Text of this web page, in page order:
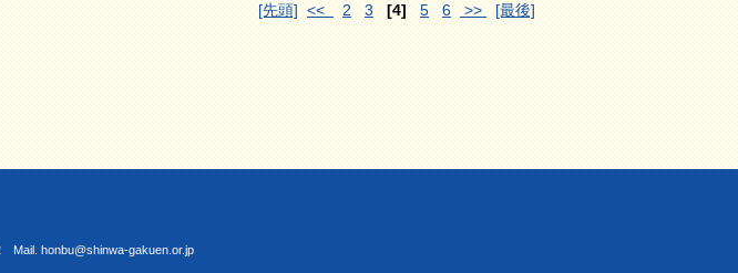
[先頭] << 2 3 [4] 5 6 >> [最後]
honbu@shinwa-gakuen.or.jp